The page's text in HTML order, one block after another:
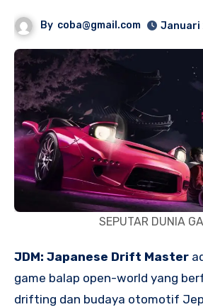
By coba@gmail.com Januari
SEPUTAR DUNIA
JDM: Japanese Drift Master
game balap open-world yang
drifting dan budaya otomotif